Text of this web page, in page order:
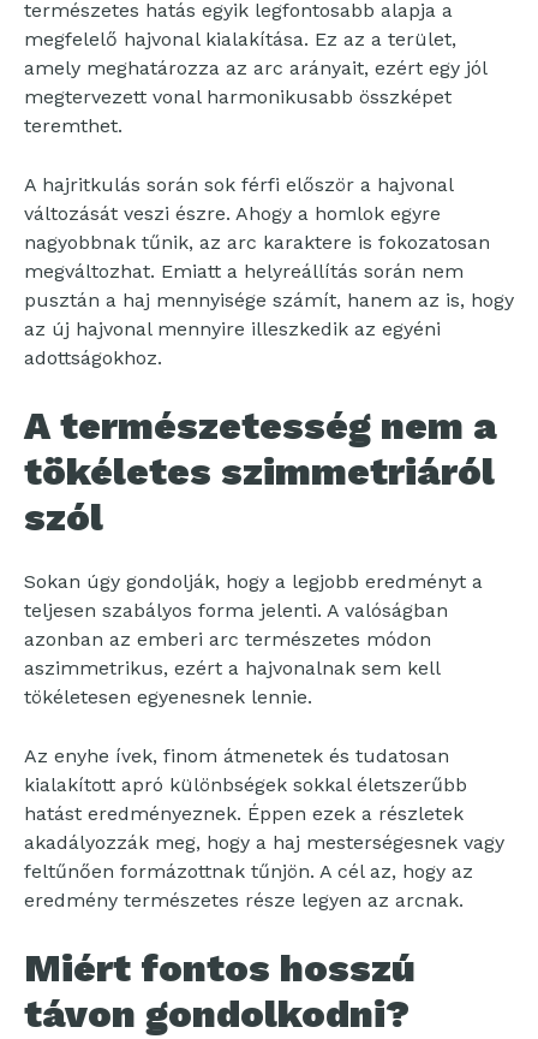
természetes hatás egyik legfontosabb alapja a
megfelelő hajvonal kialakítása. Ez az a terület,
amely meghatározza az arc arányait, ezért egy jól
megtervezett vonal harmonikusabb összképet
teremthet.
A hajritkulás során sok férfi először a hajvonal
változását veszi észre. Ahogy a homlok egyre
nagyobbnak tűnik, az arc karaktere is fokozatosan
megváltozhat. Emiatt a helyreállítás során nem
pusztán a haj mennyisége számít, hanem az is, hogy
az új hajvonal mennyire illeszkedik az egyéni
adottságokhoz.
A természetesség nem a
tökéletes szimmetriáról
szól
Sokan úgy gondolják, hogy a legjobb eredményt a
teljesen szabályos forma jelenti. A valóságban
azonban az emberi arc természetes módon
aszimmetrikus, ezért a hajvonalnak sem kell
tökéletesen egyenesnek lennie.
Az enyhe ívek, finom átmenetek és tudatosan
kialakított apró különbségek sokkal életszerűbb
hatást eredményeznek. Éppen ezek a részletek
akadályozzák meg, hogy a haj mesterségesnek vagy
feltűnően formázottnak tűnjön. A cél az, hogy az
eredmény természetes része legyen az arcnak.
Miért fontos hosszú
távon gondolkodni?